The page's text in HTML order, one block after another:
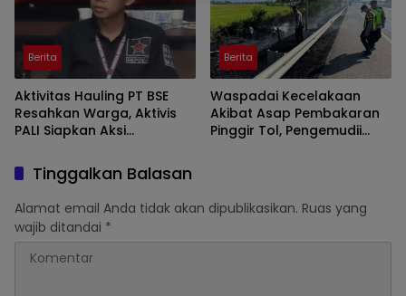
Berita
Aktivitas Hauling PT BSE
Resahkan Warga, Aktivis
PALI Siapkan Aksi
Gubernur
Berita
Waspadai Kecelakaan
Akibat Asap Pembakaran
Pinggir Tol, Pengemudii
Tinggalkan Balasan
Alamat email Anda tidak akan dipublikasikan. Ruas yang
wajib ditandai *